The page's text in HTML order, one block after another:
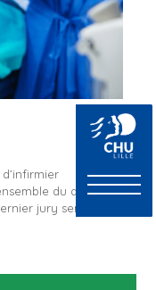
du dossier
jury semestriel.